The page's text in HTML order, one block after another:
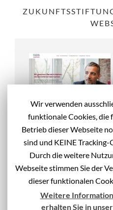
FUCHS: KONZEPT
TEXT
Wir verwenden
funktionale Cookies, die
Betrieb dieser Webseite
sind und KEINE Tracking-
Durch die weitere
Webseite stimmen Sie der
dieser funktionalen
Weitere
erhalten Sie in